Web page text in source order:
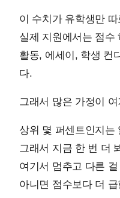
이 수치가 유학생만
실제 지원에서는 점수
활동, 에세이, 학생 컨
다.
그래서 많은 가정이
상위 몇 퍼센트인지는
그래서 지금 한 번 더
여기서 멈추고 다른
아니면 점수보다 더